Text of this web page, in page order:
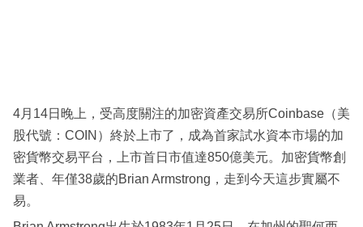
4月14日晚上，受高度關注的加密資產交易所Coinbase（美
股代號：COIN）終於上市了，成為首家試水資本市場的加
密貨幣交易平台，上市首日市值達850億美元。加密貨幣創
業者、年僅38歲的Brian Armstrong，走到今天這步實屬不
易。